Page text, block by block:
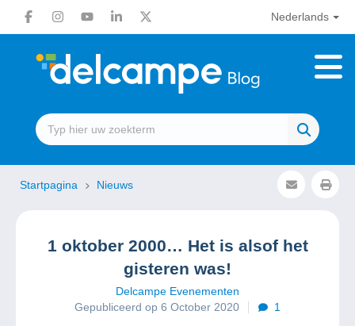
Nederlands
Startpagina Nieuws
1 oktober 2000… Het is alsof het
gisteren was!
Delcampe Evenementen
Gepubliceerd op 6 October 2020
1